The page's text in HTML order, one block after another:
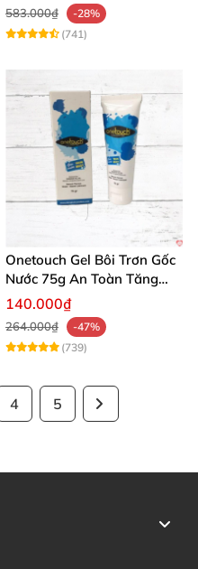
583.000₫
-28%
(741)
Onetouch Gel Bôi Trơn Gốc
Nước 75g An Toàn Tăng
Khoái Cảm
140.000₫
264.000₫
-47%
(739)
4 5